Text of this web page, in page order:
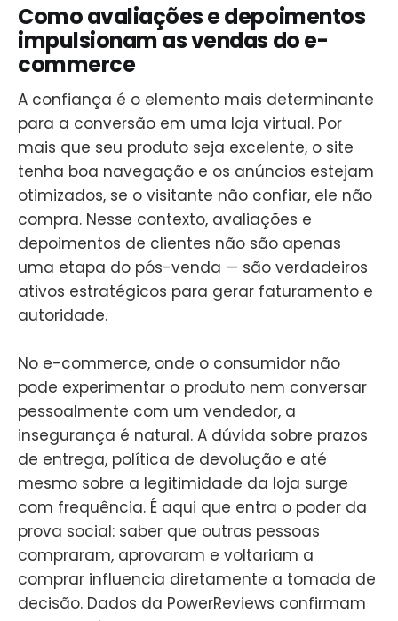
Como avaliações e depoimentos
impulsionam as vendas do e-
commerce
A confiança é o elemento mais determinante
para a conversão em uma loja virtual. Por
mais que seu produto seja excelente, o site
tenha boa navegação e os anúncios estejam
otimizados, se o visitante não confiar, ele não
compra. Nesse contexto, avaliações e
depoimentos de clientes não são apenas
uma etapa do pós-venda — são verdadeiros
ativos estratégicos para gerar faturamento e
autoridade.
No e-commerce, onde o consumidor não
pode experimentar o produto nem conversar
pessoalmente com um vendedor, a
insegurança é natural. A dúvida sobre prazos
de entrega, política de devolução e até
mesmo sobre a legitimidade da loja surge
com frequência. É aqui que entra o poder da
prova social: saber que outras pessoas
compraram, aprovaram e voltariam a
comprar influencia diretamente a tomada de
decisão. Dados da PowerReviews confirmam